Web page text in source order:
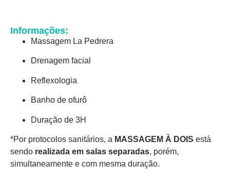
Informações:
Massagem La Pedrera
Drenagem facial
Reflexologia
Banho de ofurô
Duração de 3H
*Por protocolos sanitários, a MASSAGEM À DOIS está
sendo realizada em salas separadas, porém,
simultaneamente e com mesma duração.